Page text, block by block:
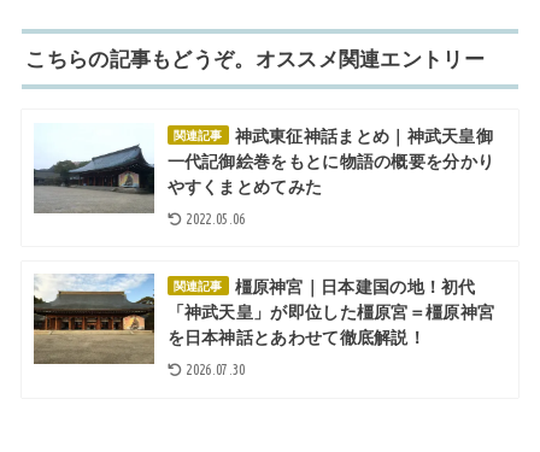
こちらの記事もどうぞ。オススメ関連エントリー
関連記事
神武東征神話まとめ｜神武天皇御
一代記御絵巻をもとに物語の概要を分かり
やすくまとめてみた
2022.05.06
関連記事
橿原神宮｜日本建国の地！初代
「神武天皇」が即位した橿原宮＝橿原神宮
を日本神話とあわせて徹底解説！
2026.07.30